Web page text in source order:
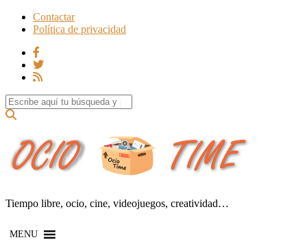
Contactar
Política de privacidad
Search for:
Tiempo libre, ocio, cine, videojuegos, creatividad…
MENU